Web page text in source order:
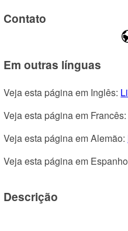
Contato
Em outras línguas
Veja esta página em Inglês:
Veja esta página em Francês:
Veja esta página em Alemão:
Veja esta página em
Descrição